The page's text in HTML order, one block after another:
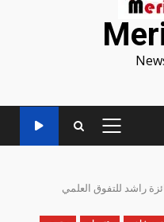
PRIMARY